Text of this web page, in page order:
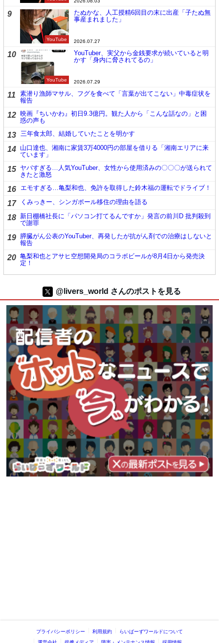
9
YouTube
たぬかな、人工授精6回目の末に出産「子たぬ無
事産まれました」
2026.07.27
10
YouTube
YouTuber、実父から金銭要求が続いていると明
かす「身内に脅されてるの」
2026.07.29
11
素潜り漁師マサル、フグを食べて「言葉が出てこない」中毒症状を
報告
12 映画『ちいかわ』初日9.3億円。観た人から「こんな話なの」と困
惑の声も
13 三年食太郎、結婚していたことを明かす
14 山口達也、湘南に家賃3万4000円の部屋を借りる「湘南エリアに来
ています」
15 ヤバすぎる…人気YouTuber、女性から使用済みの〇〇〇が送られて
きたと激怒
16 エモすぎる…亀梨和也、免許を取得した鈴木福の運転でドライブ！
17 くみっきー、シンガポール移住の理由を語る
18 新日棚橋社長に「パソコン打てるんですか」発言の前川D 批判殺到
で謝罪
19 膵臓がん公表のYouTuber、再発したが抗がん剤での治療はしないと
報告
20 亀梨和也とアサヒ空想開発局のコラボビールが8月4日から発売決
定！
@livers_world さんのポストを見る
プライバシーポリシー 利用規約 らいばーずワールドについて